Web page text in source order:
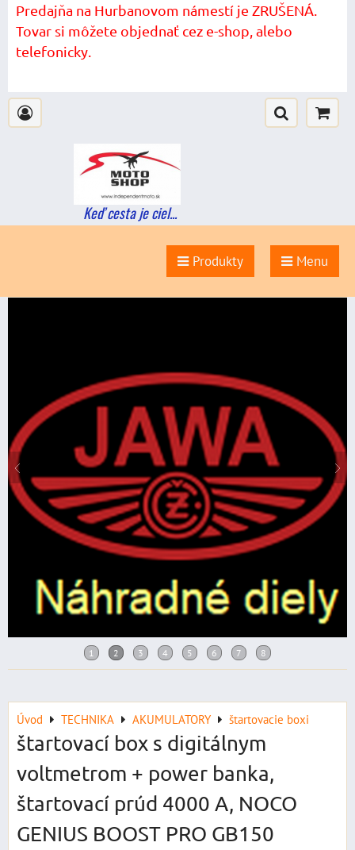
Predajňa na Hurbanovom námestí je ZRUŠENÁ.
Tovar si môžete objednať cez e-shop, alebo
telefonicky.
Keď cesta je ciel...
Produkty Menu
Úvod TECHNIKA AKUMULATORY štartovacie boxi
štartovací box s digitálnym
voltmetrom + power banka,
štartovací prúd 4000 A, NOCO
GENIUS BOOST PRO GB150